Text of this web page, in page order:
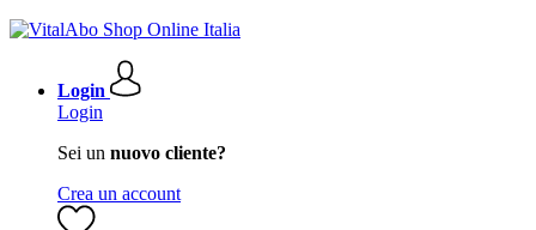
Login
Login
Sei un nuovo cliente?
Crea un account